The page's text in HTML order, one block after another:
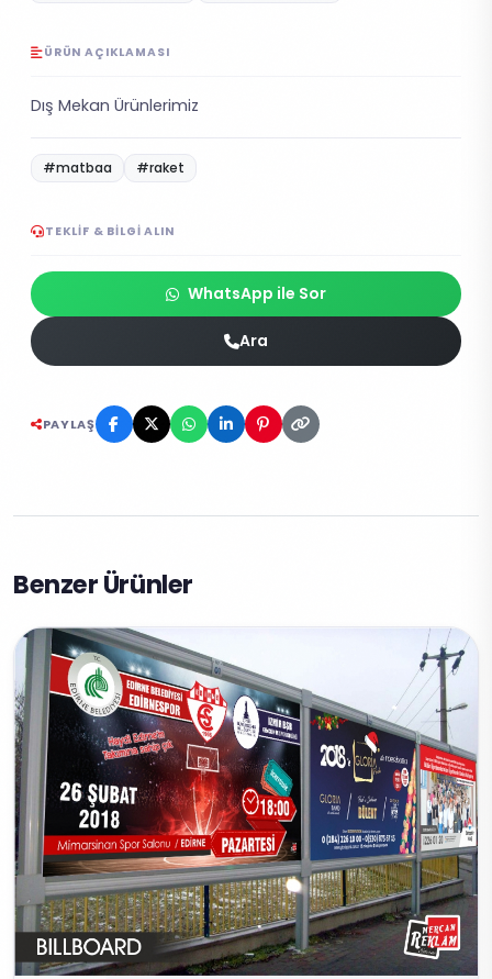
ÜRÜN AÇIKLAMASI
Dış Mekan Ürünlerimiz
#matbaa #raket
TEKLIF & BILGI ALIN
WhatsApp ile Sor
Ara
PAYLAŞ
Benzer Ürünler